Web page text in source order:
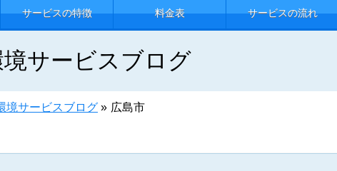
サービスの特徴 料金表 サービスの流れ
サービスブログ
境サービスブログ » 広島市